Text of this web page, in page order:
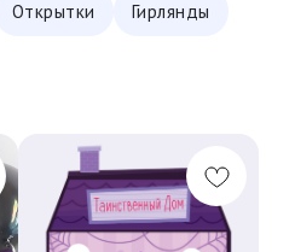
Открытки Гирлянды